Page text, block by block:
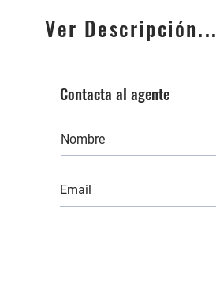
Ver Descripción...
Contacta al agente